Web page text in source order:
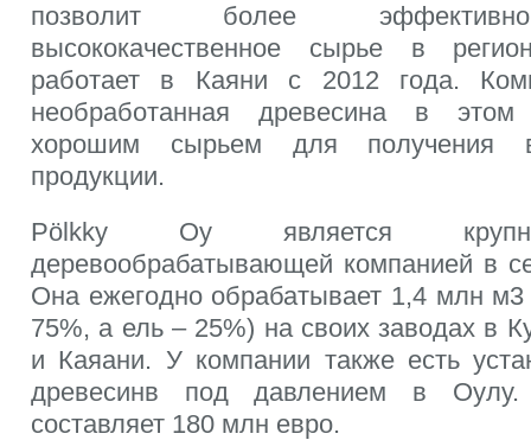
позволит более
высококачественное сырье в
работает в Каяни с 2012 года.
необработанная древесина в этом
хорошим сырьем для получения
продукции.
Pölkky Oy является
деревообрабатывающей компанией в
Она ежегодно обрабатывает 1,4 млн
75%, а ель – 25%) на своих заводах в
и Каяани. У компании также есть
древесинв под давлением в Оулу.
составляет 180 млн евро.